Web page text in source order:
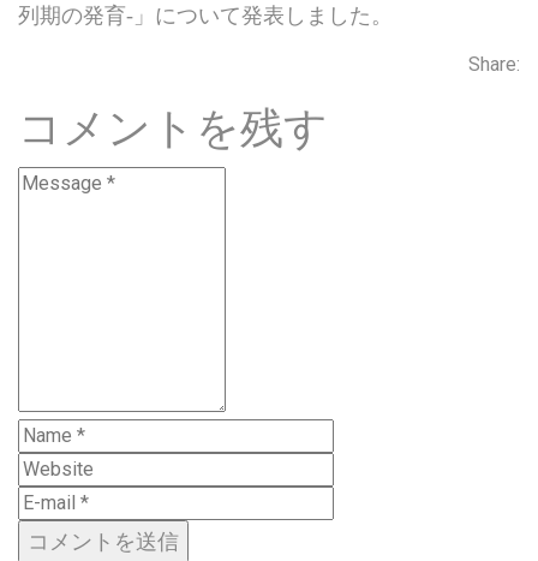
列期の発育‐」について発表しました。
Share:
コメントを残す